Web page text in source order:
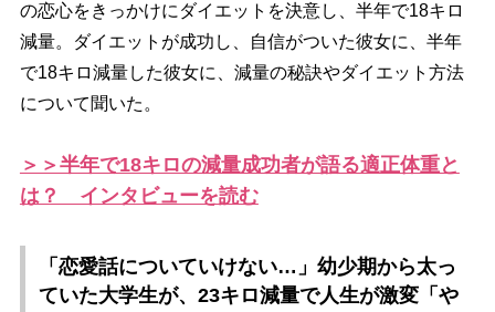
の恋心をきっかけにダイエットを決意し、半年で18キロ
減量。ダイエットが成功し、自信がついた彼女に、半年
で18キロ減量した彼女に、減量の秘訣やダイエット方法
について聞いた。
＞＞半年で18キロの減量成功者が語る適正体重と
は？ インタビューを読む
「恋愛話についていけない…」幼少期から太っ
ていた大学生が、23キロ減量で人生が激変「